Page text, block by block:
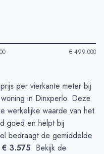
€ 499.000
3 maanden
Bedrag
€ 439.925
€ 449.170
per vierkante meter bij
in Dinxperlo. Deze
werkelijke waarde van het
goed en helpt bij
bedraagt de gemiddelde
€ 3.575. Bekijk de